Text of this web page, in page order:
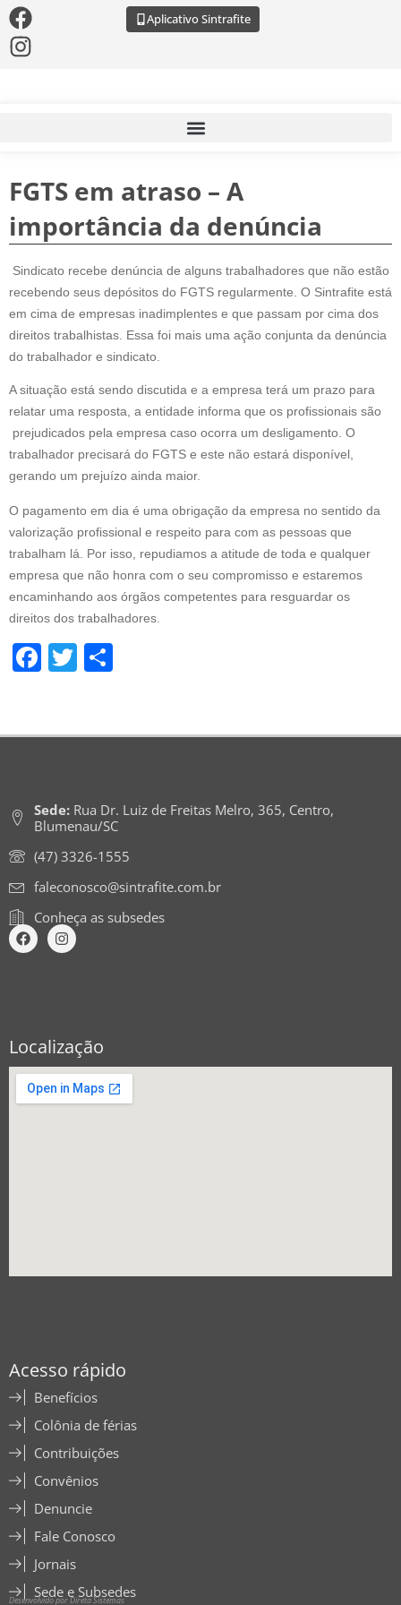
Aplicativo Sintrafite
FGTS em atraso – A
importância da denúncia
Sindicato recebe denúncia de alguns trabalhadores que não estão
recebendo seus depósitos do FGTS regularmente. O Sintrafite está
em cima de empresas inadimplentes e que passam por cima dos
direitos trabalhistas. Essa foi mais uma ação conjunta da denúncia
do trabalhador e sindicato.
A situação está sendo discutida e a empresa terá um prazo para
relatar uma resposta, a entidade informa que os profissionais são
prejudicados pela empresa caso ocorra um desligamento. O
trabalhador precisará do FGTS e este não estará disponível,
gerando um prejuízo ainda maior.
O pagamento em dia é uma obrigação da empresa no sentido da
valorização profissional e respeito para com as pessoas que
trabalham lá. Por isso, repudiamos a atitude de toda e qualquer
empresa que não honra com o seu compromisso e estaremos
encaminhando aos órgãos competentes para resguardar os
direitos dos trabalhadores.
Facebook
Twitter
Sede:Rua Dr. Luiz de Freitas Melro, 365, Centro,
Blumenau/SC
(47) 3326-1555
faleconosco@sintrafite.com.br
Conheça as subsedes
Localização
Acesso rápido
Benefícios
Colônia de férias
Contribuições
Convênios
Denuncie
Fale Conosco
Jornais
Sede e Subsedes
Desenvolvido por Direta Sistemas